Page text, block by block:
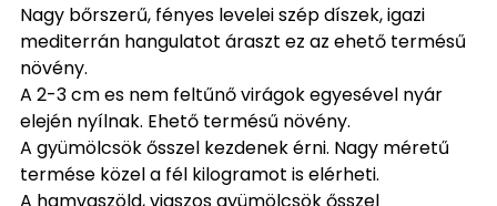
Nagy bőrszerű, fényes levelei szép díszek, igazi
mediterrán hangulatot áraszt ez az ehető termésű
növény.
A 2-3 cm es nem feltűnő virágok egyesével nyár
elején nyílnak. Ehető termésű növény.
A gyümölcsök ősszel kezdenek érni. Nagy méretű
termése közel a fél kilogramot is elérheti.
A hamvaszöld, viaszos gyümölcsök ősszel